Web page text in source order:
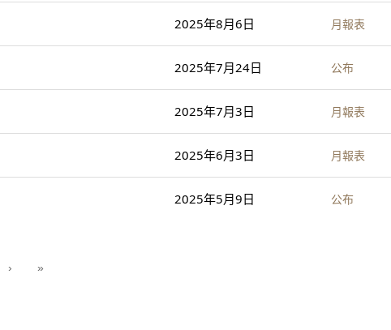
2025年8月6日 月報表
2025年7月24日 公布
2025年7月3日 月報表
2025年6月3日 月報表
2025年5月9日 公布
› »